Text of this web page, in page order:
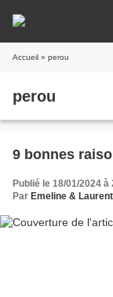
Accueil » perou
perou
9 bonnes
Publié le 18/01/2024 à
Par Emeline & Laurent